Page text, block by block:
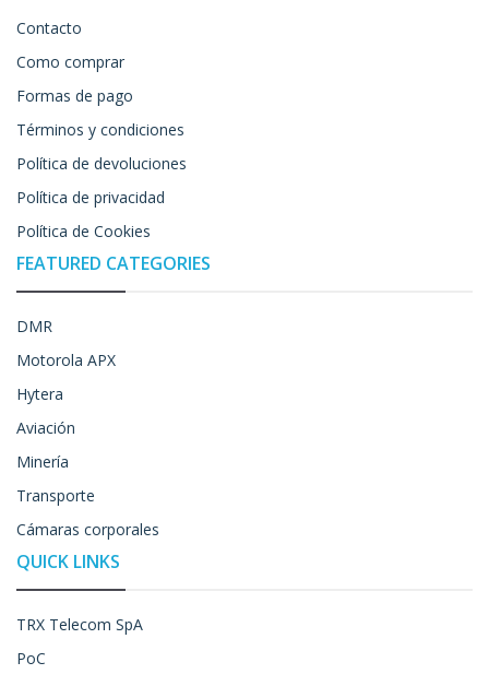
Contacto
Como comprar
Formas de pago
Términos y condiciones
Política de devoluciones
Política de privacidad
Política de Cookies
FEATURED CATEGORIES
DMR
Motorola APX
Hytera
Aviación
Minería
Transporte
Cámaras corporales
QUICK LINKS
TRX Telecom SpA
PoC